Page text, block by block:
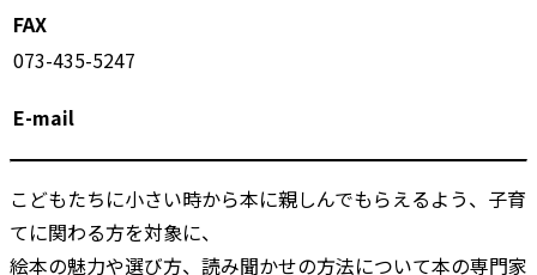
FAX
073-435-5247
E-mail
こどもたちに小さい時から本に親しんでもらえるよう、子育
てに関わる方を対象に、
絵本の魅力や選び方、読み聞かせの方法について本の専門家